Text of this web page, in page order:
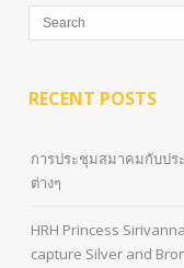
RECENT POSTS
การประชุมสมาคมกับป
ต่างๆ
HRH Princess
capture Silver and